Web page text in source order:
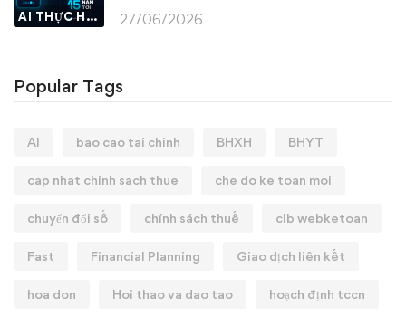
AI THỰC HÀNH 27/06/2026
Popular Tags
AI bao cao tai chinh BHXH BHYT
cap nhat chinh sach thue che do ke toan moi
chuyển đổi số chính sách thuế clb webketoan
Fast Financial Planning Giao dịch liên kết
hoa don Hoi thao va dao tao hoạch định tccn